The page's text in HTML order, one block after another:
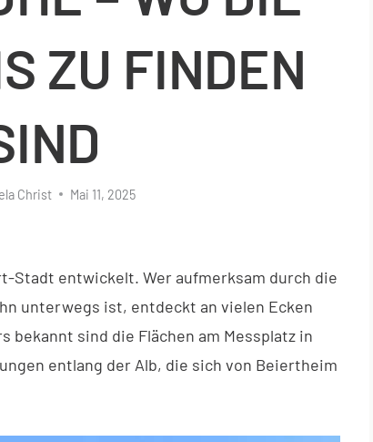
ZU FINDEN
Christ Mai 11, 2025
Stadt entwickelt. Wer aufmerksam durch die
unterwegs ist, entdeckt an vielen Ecken
bekannt sind die Flächen am Messplatz in
entlang der Alb, die sich von Beiertheim